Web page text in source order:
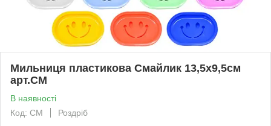
Мильниця пластикова Смайлик 13,5х9,5см
арт.СМ
В наявності
Код: СМ
Роздріб